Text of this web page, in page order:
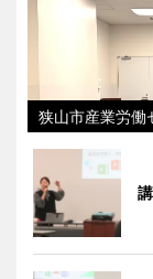
狭山市産業労働